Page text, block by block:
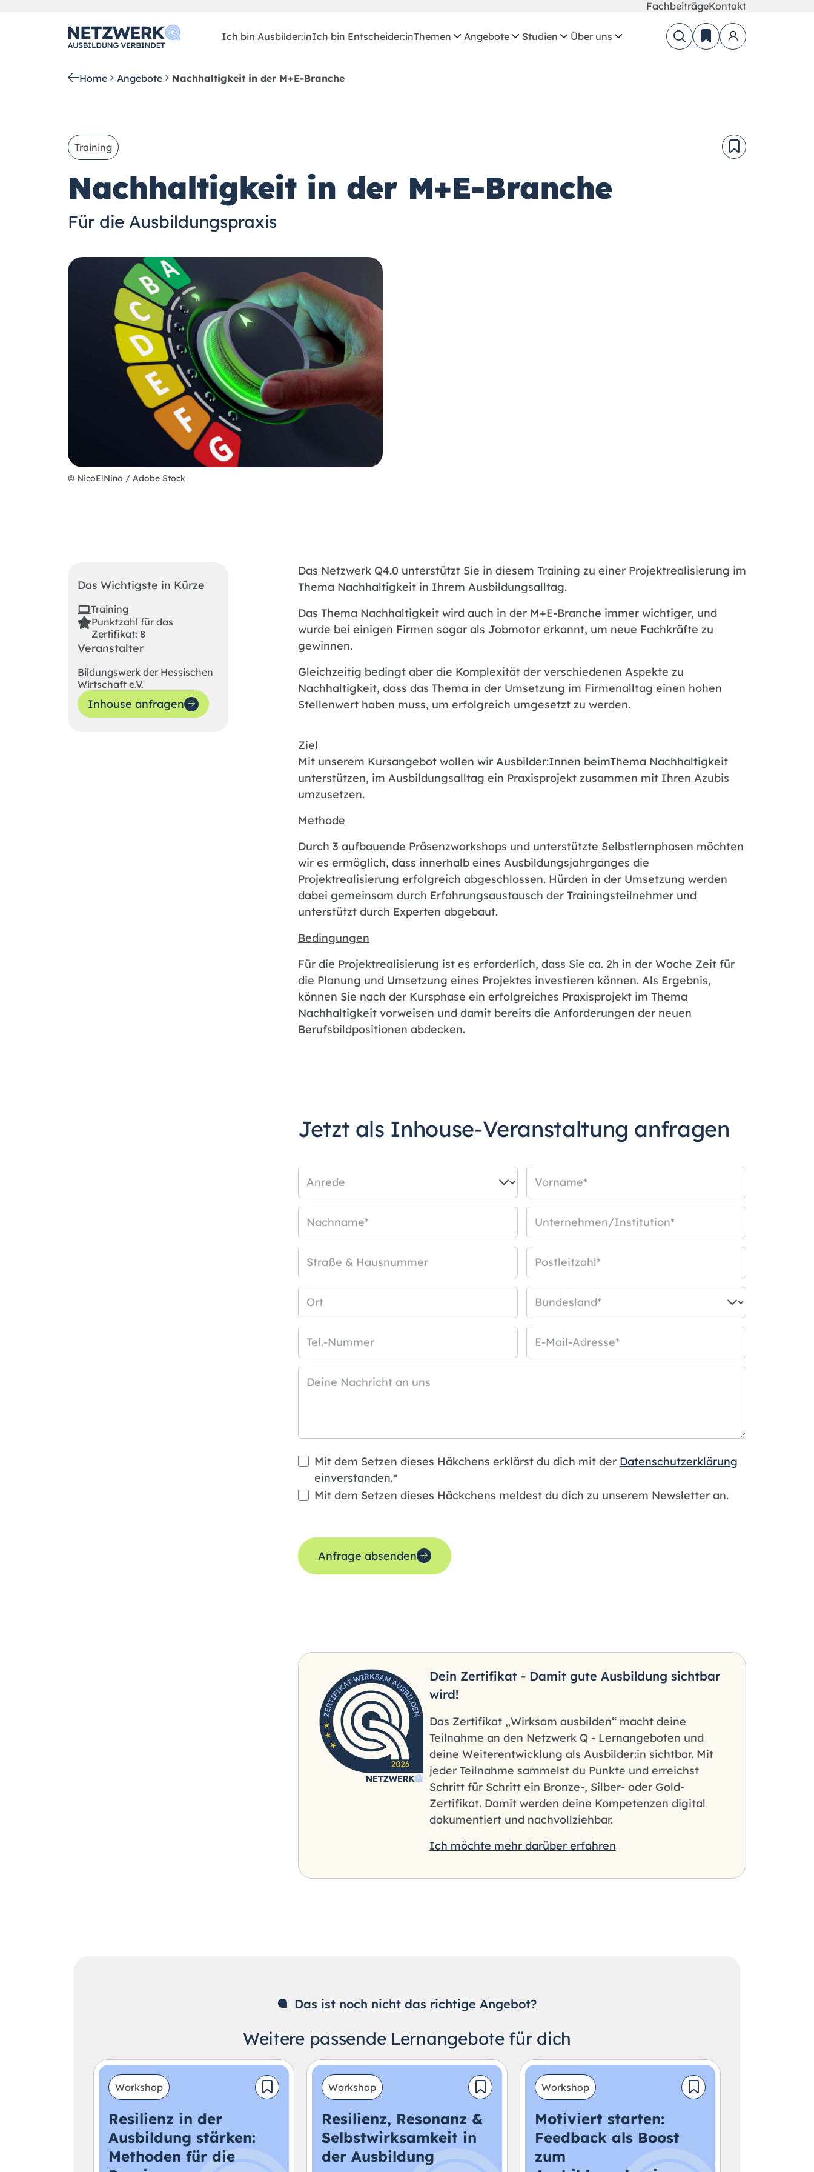
FachbeiträgeKontakt
Ich bin Ausbilder:inIch bin Entscheider:inThemen Angebote Studien Über uns
Home Angebote Nachhaltigkeit in der M+E-Branche
Training
Nachhaltigkeit in der M+E-Branche
Für die Ausbildungspraxis
© NicoElNino / Adobe Stock
Das Wichtigste in Kürze
Training
Punktzahl für das
Zertifikat: 8
Veranstalter
Bildungswerk der Hessischen
Wirtschaft e.V.
Inhouse anfragen
Das Netzwerk Q4.0 unterstützt Sie in diesem Training zu einer Projektrealisierung im
Thema Nachhaltigkeit in Ihrem Ausbildungsalltag.
Das Thema Nachhaltigkeit wird auch in der M+E-Branche immer wichtiger, und
wurde bei einigen Firmen sogar als Jobmotor erkannt, um neue Fachkräfte zu
gewinnen.
Gleichzeitig bedingt aber die Komplexität der verschiedenen Aspekte zu
Nachhaltigkeit, dass das Thema in der Umsetzung im Firmenalltag einen hohen
Stellenwert haben muss, um erfolgreich umgesetzt zu werden.
Ziel
Mit unserem Kursangebot wollen wir Ausbilder:Innen beimThema Nachhaltigkeit
unterstützen, im Ausbildungsalltag ein Praxisprojekt zusammen mit Ihren Azubis
umzusetzen.
Methode
Durch 3 aufbauende Präsenzworkshops und unterstützte Selbstlernphasen möchten
wir es ermöglich, dass innerhalb eines Ausbildungsjahrganges die
Projektrealisierung erfolgreich abgeschlossen. Hürden in der Umsetzung werden
dabei gemeinsam durch Erfahrungsaustausch der Trainingsteilnehmer und
unterstützt durch Experten abgebaut.
Bedingungen
Für die Projektrealisierung ist es erforderlich, dass Sie ca. 2h in der Woche Zeit für
die Planung und Umsetzung eines Projektes investieren können. Als Ergebnis,
können Sie nach der Kursphase ein erfolgreiches Praxisprojekt im Thema
Nachhaltigkeit vorweisen und damit bereits die Anforderungen der neuen
Berufsbildpositionen abdecken.
Jetzt als Inhouse-Veranstaltung anfragen
Anrede Vorname*
Nachname* Unternehmen/Institution*
Straße & Hausnummer Postleitzahl*
Ort Bundesland*
Tel.-Nummer E-Mail-Adresse*
Deine Nachricht an uns
Mit dem Setzen dieses Häkchens erklärst du dich mit der Datenschutzerklärung
einverstanden.*
Mit dem Setzen dieses Häckchens meldest du dich zu unserem Newsletter an.
Anfrage absenden
Dein Zertifikat - Damit gute Ausbildung sichtbar
wird!
Das Zertifikat „Wirksam ausbilden“ macht deine
Teilnahme an den Netzwerk Q - Lernangeboten und
deine Weiterentwicklung als Ausbilder:in sichtbar. Mit
jeder Teilnahme sammelst du Punkte und erreichst
Schritt für Schritt ein Bronze-, Silber- oder Gold-
Zertifikat. Damit werden deine Kompetenzen digital
dokumentiert und nachvollziehbar.
Ich möchte mehr darüber erfahren
Das ist noch nicht das richtige Angebot?
Weitere passende Lernangebote für dich
Workshop
Resilienz in der
Ausbildung stärken:
Methoden für die
Workshop
Resilienz, Resonanz &
Selbstwirksamkeit in
der Ausbildung
Workshop
Motiviert starten:
Feedback als Boost
zum